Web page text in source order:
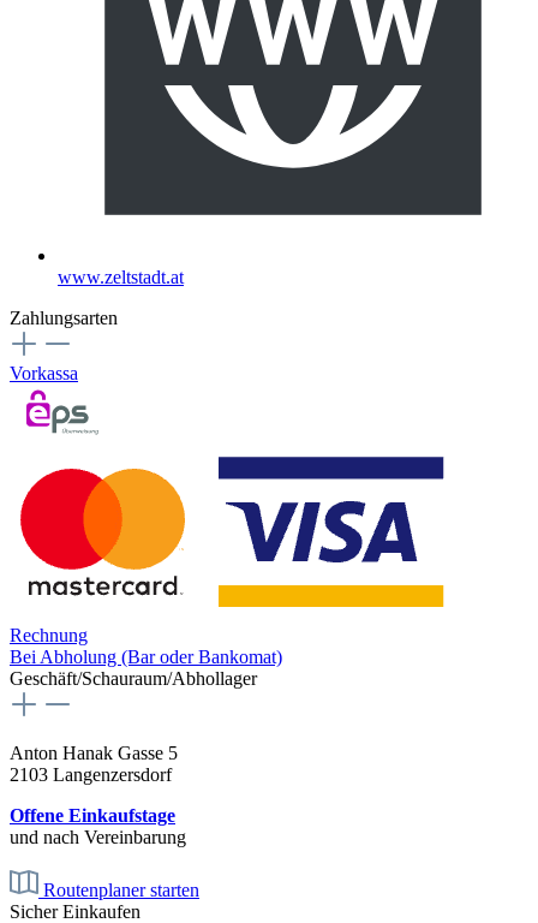
www.zeltstadt.at
Zahlungsarten
Vorkassa
Rechnung
Bei Abholung (Bar oder Bankomat)
Geschäft/Schauraum/Abhollager
Anton Hanak Gasse 5
2103 Langenzersdorf
Offene Einkaufstage
und nach Vereinbarung
Routenplaner starten
Sicher Einkaufen